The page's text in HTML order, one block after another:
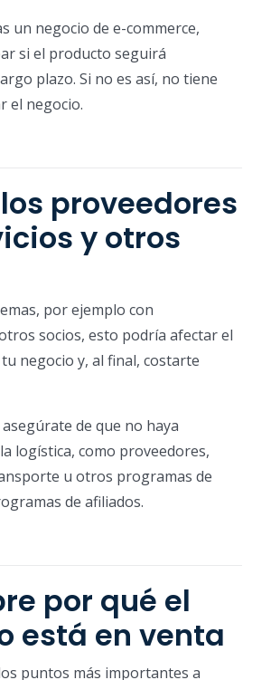
un negocio de e-commerce,
si el producto seguirá
plazo. Si no es así, no tiene
el negocio.
proveedores
y otros
por ejemplo con
socios, esto podría afectar el
negocio y, al final, costarte
de que no haya
logística, como proveedores,
u otros programas de
de afiliados.
por qué el
está en venta
puntos más importantes a